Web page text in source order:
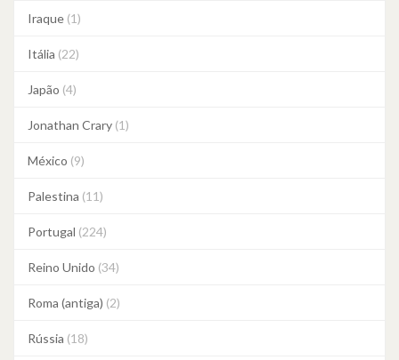
Iraque (1)
Itália (22)
Japão (4)
Jonathan Crary (1)
México (9)
Palestina (11)
Portugal (224)
Reino Unido (34)
Roma (antiga) (2)
Rússia (18)